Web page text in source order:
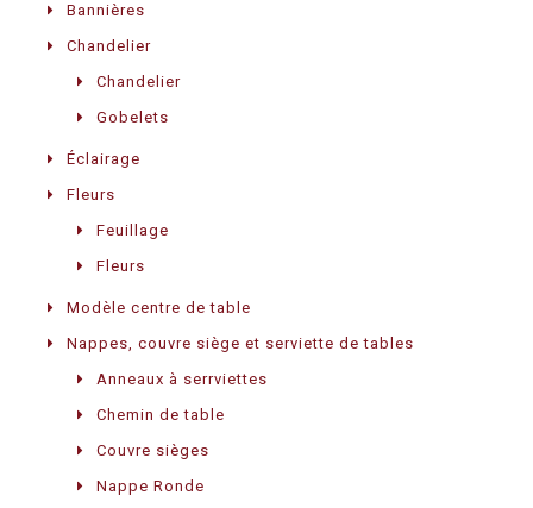
Bannières
Chandelier
Chandelier
Gobelets
Éclairage
Fleurs
Feuillage
Fleurs
Modèle centre de table
Nappes, couvre siège et serviette de tables
Anneaux à serrviettes
Chemin de table
Couvre sièges
Nappe Ronde